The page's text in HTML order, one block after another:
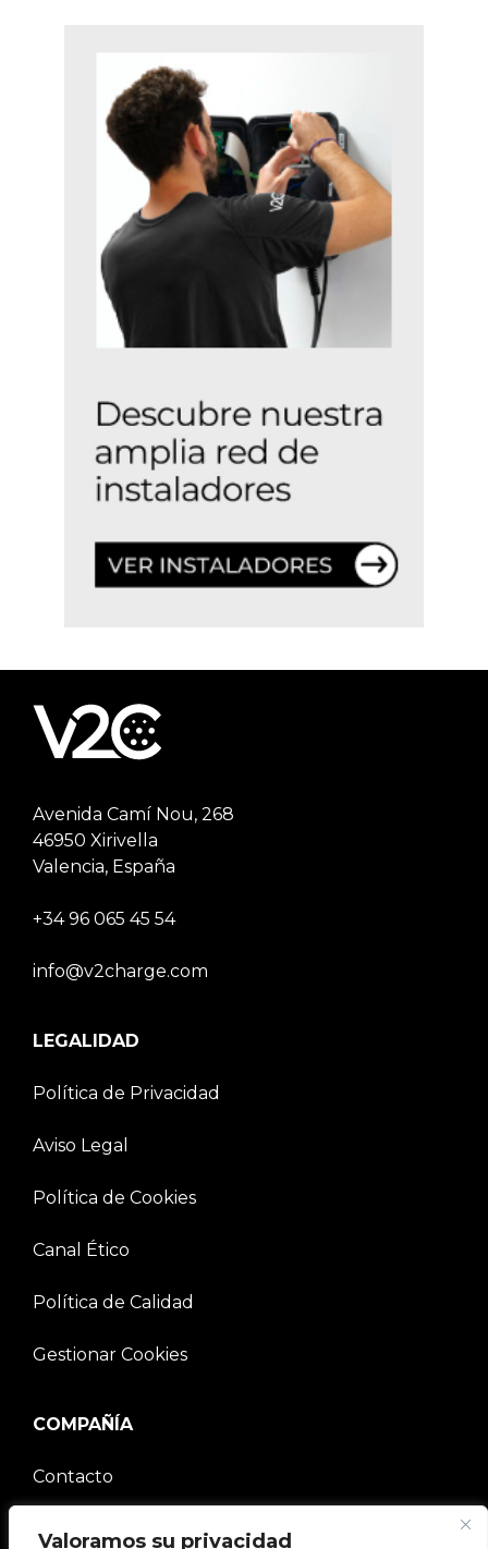
Valoramos su privacidad
Avenida Camí Nou, 268
46950 Xirivella
Valencia, España
+34 96 065 45 54
info@v2charge.com
LEGALIDAD
Política de Privacidad
Aviso Legal
Política de Cookies
Canal Ético
Política de Calidad
Gestionar Cookies
COMPAÑÍA
Contacto
Comunidad V2C